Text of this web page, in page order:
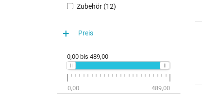
Zubehör (12)
Preis
0,00 bis 489,00
0,00 489,00